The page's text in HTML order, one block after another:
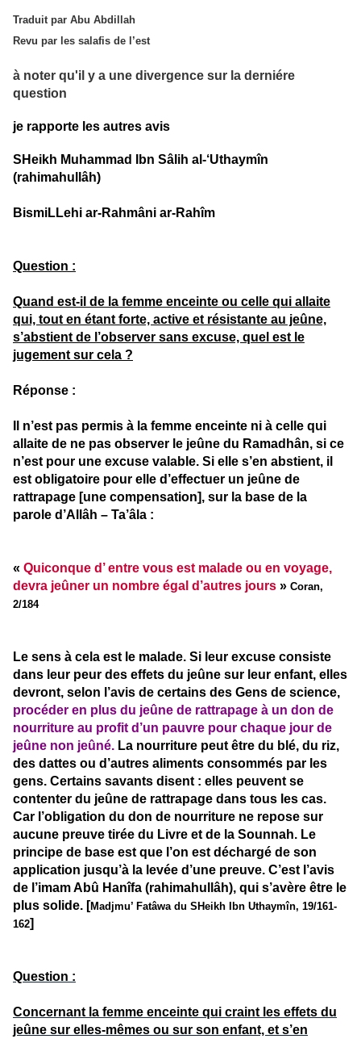
Traduit par Abu Abdillah
Revu par les salafis de l’est
à noter qu'il y a une divergence sur la derniére
question
je rapporte les autres avis
SHeikh Muhammad Ibn Sâlih al-‘Uthaymîn
(rahimahullâh)
BismiLLehi ar-Rahmâni ar-Rahîm
Question :
Quand est-il de la femme enceinte ou celle qui allaite
qui, tout en étant forte, active et résistante au jeûne,
s’abstient de l’observer sans excuse, quel est le
jugement sur cela ?
Réponse :
Il n’est pas permis à la femme enceinte ni à celle qui
allaite de ne pas observer le jeûne du Ramadhân, si ce
n’est pour une excuse valable. Si elle s’en abstient, il
est obligatoire pour elle d’effectuer un jeûne de
rattrapage [une compensation], sur la base de la
parole d’Allâh – Ta’âla :
« Quiconque d’ entre vous est malade ou en voyage,
devra jeûner un nombre égal d’autres jours » Coran,
2/184
Le sens à cela est le malade. Si leur excuse consiste
dans leur peur des effets du jeûne sur leur enfant, elles
devront, selon l’avis de certains des Gens de science,
procéder en plus du jeûne de rattrapage à un don de
nourriture au profit d’un pauvre pour chaque jour de
jeûne non jeûné. La nourriture peut être du blé, du riz,
des dattes ou d’autres aliments consommés par les
gens. Certains savants disent : elles peuvent se
contenter du jeûne de rattrapage dans tous les cas.
Car l’obligation du don de nourriture ne repose sur
aucune preuve tirée du Livre et de la Sounnah. Le
principe de base est que l’on est déchargé de son
application jusqu’à la levée d’une preuve. C’est l’avis
de l’imam Abû Hanîfa (rahimahullâh), qui s’avère être le
plus solide. [Madjmu’ Fatâwa du SHeikh Ibn Uthaymîn, 19/161-
162]
Question :
Concernant la femme enceinte qui craint les effets du
jeûne sur elles-mêmes ou sur son enfant, et s’en